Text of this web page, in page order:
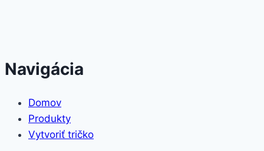
Navigácia
Domov
Produkty
Vytvoriť tričko